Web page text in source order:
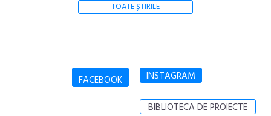
TOATE ȘTIRILE
FACEBOOK INSTAGRAM
BIBLIOTECA DE PROIECTE